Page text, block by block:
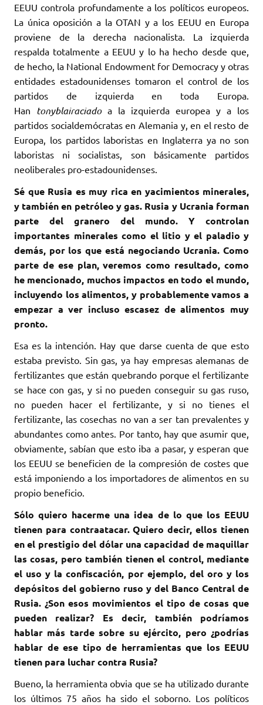
EEUU controla profundamente a los políticos europeos.
La única oposición a la OTAN y a los EEUU en Europa
proviene de la derecha nacionalista. La izquierda
respalda totalmente a EEUU y lo ha hecho desde que,
de hecho, la National Endowment for Democracy y otras
entidades estadounidenses tomaron el control de los
partidos de izquierda en toda Europa.
Han tonyblairaciadoa la izquierda europea y a los
partidos socialdemócratas en Alemania y, en el resto de
Europa, los partidos laboristas en Inglaterra ya no son
laboristas ni socialistas, son básicamente partidos
neoliberales pro-estadounidenses.
Sé que Rusia es muy rica en yacimientos minerales,
y también en petróleo y gas. Rusia y Ucrania forman
parte del granero del mundo. Y controlan
importantes minerales como el litio y el paladio y
demás, por los que está negociando Ucrania. Como
parte de ese plan, veremos como resultado, como
he mencionado, muchos impactos en todo el mundo,
incluyendo los alimentos, y probablemente vamos a
empezar a ver incluso escasez de alimentos muy
pronto.
Esa es la intención. Hay que darse cuenta de que esto
estaba previsto. Sin gas, ya hay empresas alemanas de
fertilizantes que están quebrando porque el fertilizante
se hace con gas, y si no pueden conseguir su gas ruso,
no pueden hacer el fertilizante, y si no tienes el
fertilizante, las cosechas no van a ser tan prevalentes y
abundantes como antes. Por tanto, hay que asumir que,
obviamente, sabían que esto iba a pasar, y esperan que
los EEUU se beneficien de la compresión de costes que
está imponiendo a los importadores de alimentos en su
propio beneficio.
Sólo quiero hacerme una idea de lo que los EEUU
tienen para contraatacar. Quiero decir, ellos tienen
en el prestigio del dólar una capacidad de maquillar
las cosas, pero también tienen el control, mediante
el uso y la confiscación, por ejemplo, del oro y los
depósitos del gobierno ruso y del Banco Central de
Rusia. ¿Son esos movimientos el tipo de cosas que
pueden realizar? Es decir, también podríamos
hablar más tarde sobre su ejército, pero ¿podrías
hablar de ese tipo de herramientas que los EEUU
tienen para luchar contra Rusia?
Bueno, la herramienta obvia que se ha utilizado durante
los últimos 75 años ha sido el soborno. Los políticos